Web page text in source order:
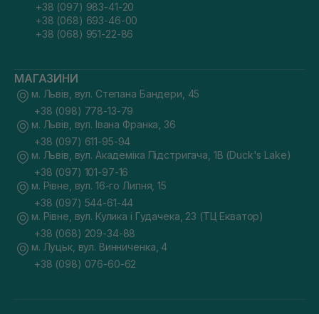
+38 (097) 983-41-20
+38 (068) 693-46-00
+38 (068) 951-22-86
МАГАЗИНИ
м. Львів, вул. Степана Бандери, 45
+38 (098) 778-13-79
м. Львів, вул. Івана Франка, 36
+38 (097) 611-95-94
м. Львів, вул. Академіка Підстригача, 1В (Duck's Lake)
+38 (097) 101-97-16
м. Рівне, вул. 16-го Липня, 15
+38 (097) 544-61-44
м. Рівне, вул. Кулика і Гудачека, 23 (ТЦ Екватор)
+38 (068) 209-34-88
м. Луцьк, вул. Винниченка, 4
+38 (098) 076-60-62